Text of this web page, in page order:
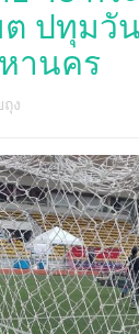
ต ปทุมวัน
านคร
ง